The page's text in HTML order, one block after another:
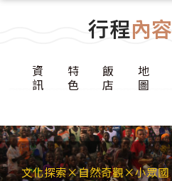
行程內容
資
訊
特
色
飯
店
地
圖
文化探索×自然奇觀×小眾國